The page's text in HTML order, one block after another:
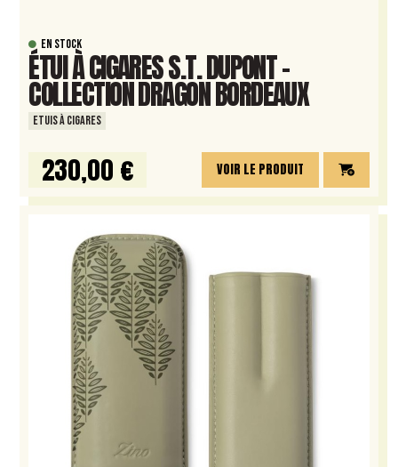
EN STOCK
ÉTUI À CIGARES S.T. DUPONT –
COLLECTION DRAGON BORDEAUX
ETUIS À CIGARES
230,00 € VOIR LE PRODUIT